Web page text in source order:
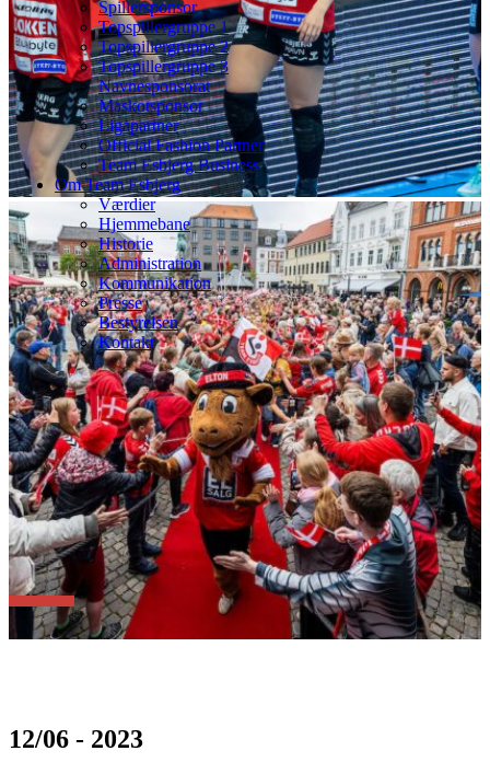
Spillersponsor
Topspillergruppe 1
Topspillergruppe 2
Topspillergruppe 3
Navnesponsorat
Maskotsponsor
Ligapartner
Official Fashion Partner
Team Esbjerg Business
Om Team Esbjerg
Værdier
Hjemmebane
Historie
Administration
Kommunikation
Presse
Bestyrelsen
Kontakt
12/06 - 2023